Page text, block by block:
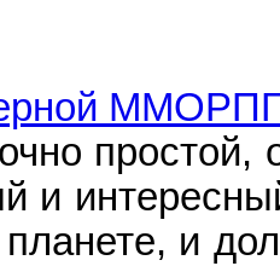
простой,
и
и